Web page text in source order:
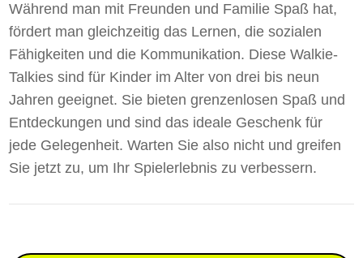
Während man mit Freunden und Familie Spaß hat,
fördert man gleichzeitig das Lernen, die sozialen
Fähigkeiten und die Kommunikation. Diese Walkie-
Talkies sind für Kinder im Alter von drei bis neun
Jahren geeignet. Sie bieten grenzenlosen Spaß und
Entdeckungen und sind das ideale Geschenk für
jede Gelegenheit. Warten Sie also nicht und greifen
Sie jetzt zu, um Ihr Spielerlebnis zu verbessern.